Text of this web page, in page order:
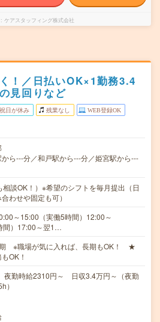
ケアスタッフィング株式会社
！／日払いOK×1勤務3.4
見回りなど
日が休み 残業なし WEB登録OK
ら---分／和戸駅から---分／姫宮駅から---
談OK！）※希望のシフトを毎月提出（日
わせや固定も可）
～15:00（実働5時間）12:00～
間）17:00～翌1…
※職場が気に入れば、長期もOK！ ★
OK！
勤時給2310円～ 日収3.4万円～（夜勤
）